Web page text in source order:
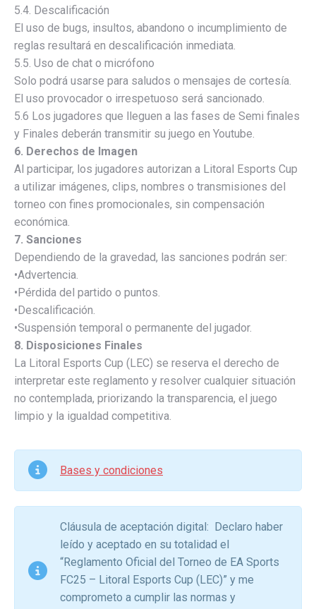
5.4. Descalificación
El uso de bugs, insultos, abandono o incumplimiento de
reglas resultará en descalificación inmediata.
5.5. Uso de chat o micrófono
Solo podrá usarse para saludos o mensajes de cortesía.
El uso provocador o irrespetuoso será sancionado.
5.6 Los jugadores que lleguen a las fases de Semi finales
y Finales deberán transmitir su juego en Youtube.
6. Derechos de Imagen
Al participar, los jugadores autorizan a Litoral Esports Cup
a utilizar imágenes, clips, nombres o transmisiones del
torneo con fines promocionales, sin compensación
económica.
7. Sanciones
Dependiendo de la gravedad, las sanciones podrán ser:
•Advertencia.
•Pérdida del partido o puntos.
•Descalificación.
•Suspensión temporal o permanente del jugador.
8. Disposiciones Finales
La Litoral Esports Cup (LEC) se reserva el derecho de
interpretar este reglamento y resolver cualquier situación
no contemplada, priorizando la transparencia, el juego
limpio y la igualdad competitiva.
Bases y condiciones
Cláusula de aceptación digital: Declaro haber
leído y aceptado en su totalidad el
“Reglamento Oficial del Torneo de EA Sports
FC25 – Litoral Esports Cup (LEC)” y me
comprometo a cumplir las normas y